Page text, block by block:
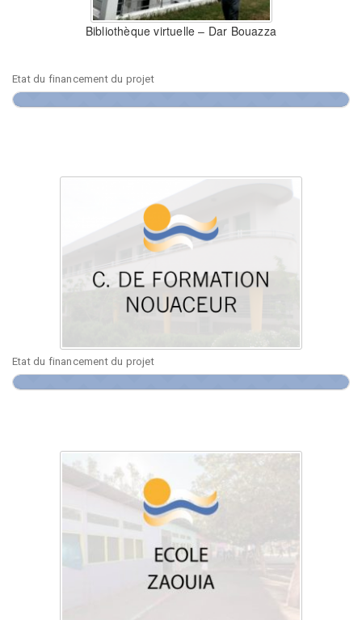
Bibliothèque virtuelle – Dar Bouazza
Etat du financement du projet
Etat du financement du projet